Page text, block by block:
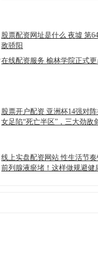
股票配资网址是什么 夜墟 第
敌骄阳
在线配资服务 榆林学院正式
股票开户配资 亚洲杯14强对
女足陷“死亡半区”，三大劲敌
线上实盘配资网站 性生活节
前列腺液瘀堵！这样做规避健